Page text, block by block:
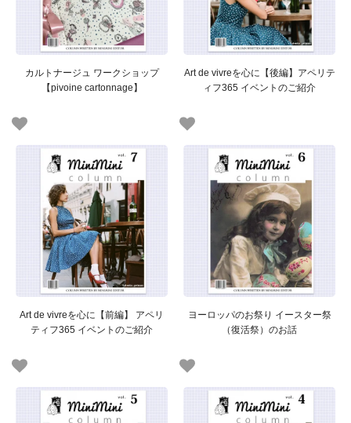
カルトナージュ ワークショップ
【pivoine cartonnage】
Art de vivreを心に【後編】アペリテ
ィフ365 イベントのご紹介
Art de vivreを心に【前編】 アペリ
ティフ365 イベントのご紹介
ヨーロッパのお祭り イースター祭
（復活祭）のお話